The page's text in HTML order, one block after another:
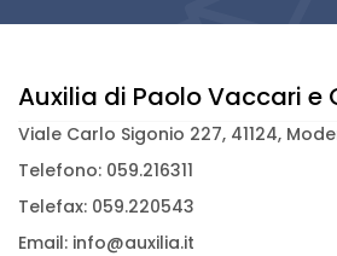
Auxilia di Paolo Vaccari e
Viale Carlo Sigonio 227, 41124,
Telefono: 059.216311
Telefax: 059.220543
Email: info@auxilia.it